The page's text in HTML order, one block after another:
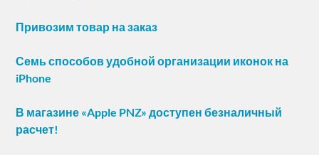
Привозим товар на заказ
Семь способов удобной организации иконок на
iPhone
В магазине «Apple PNZ» доступен безналичный
расчет!